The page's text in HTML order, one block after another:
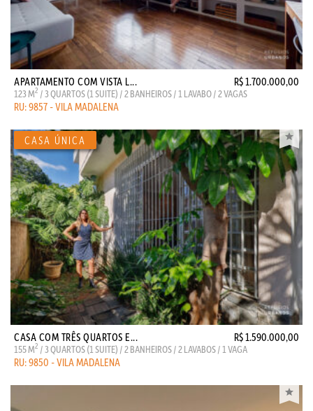
APARTAMENTO COM VISTA L... R$ 1.700.000,00
123 M2 / 3 QUARTOS (1 SUITE) / 2 BANHEIROS / 1 LAVABO / 2 VAGAS
RU: 9857 - VILA MADALENA
CASA COM TRÊS QUARTOS E... R$ 1.590.000,00
155 M2 / 3 QUARTOS (1 SUITE) / 2 BANHEIROS / 2 LAVABOS / 1 VAGA
RU: 9850 - VILA MADALENA